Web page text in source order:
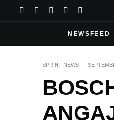
NEWSFEED
SPRINT NEWS ·